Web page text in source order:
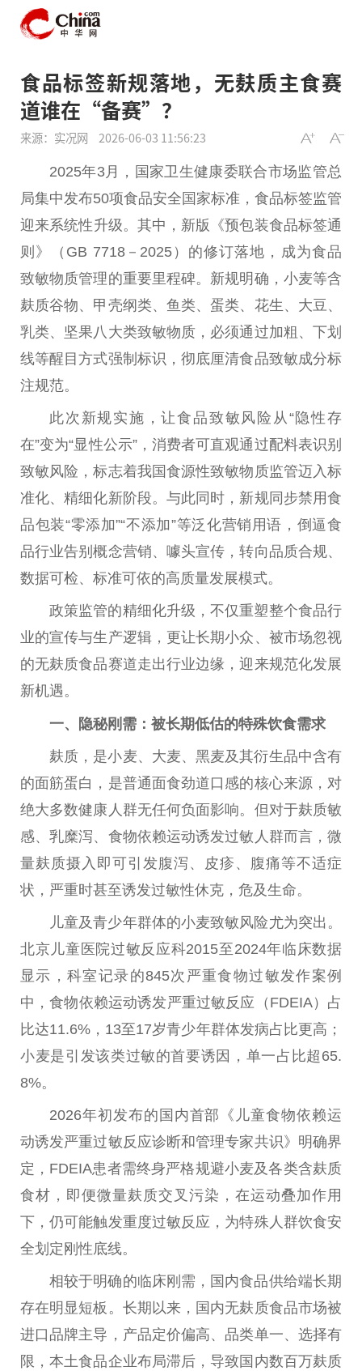
食品标签新规落地，无麸质主食赛
道谁在“备赛”？
来源：实况网 2026-06-03 11:56:23
2025年3月， 国家卫生健康委联合市场监管总
局集中发布50项食品安全 国家标准，食品标签监管
迎来系统性升级。其中，新版《预包装食品标签通
则》（GB 7718－2025）的修订落地，成为食品
致敏物质管理的重要里程碑。新规明确，小麦等含
麸质谷物、甲壳纲类、鱼类、蛋类、花生、大豆、
乳类、坚果八大类致敏物质，必须通过加粗、下划
线等醒目方式强制标识，彻底厘清食品致敏成分标
注规范。
此次新规实施，让食品致敏风险从“隐性存
在”变为“显性公示”，消费者可直观通过配料表识别
致敏风险，标志着我国食源性致敏物质监管迈入标
准化、精细化新阶段。与此同时，新规同步禁用食
品包装“零添加”“不添加”等泛化营销用语，倒逼食
品行业告别概念营销、噱头宣传，转向品质合规、
数据可检、标准可依的高质量发展模式。
政策监管的精细化升级，不仅重塑整个食品行
业的宣传与生产逻辑，更让长期小众、被市场忽视
的无麸质食品赛道走出行业边缘，迎来规范化发展
新机遇。
一、隐秘刚需：被长期低估的特殊饮食需求
麸质，是小麦、大麦、黑麦及其衍生品中含有
的面筋蛋白，是普通面食劲道口感的核心来源，对
绝大多数健康人群无任何负面影响。但对于麸质敏
感、乳糜泻、食物依赖运动诱发过敏人群而言， 微
量麸质摄入即可引发腹泻、皮疹、腹痛等不适症
状，严重时甚至诱发过敏性休克，危及生命。
儿童及青少年群体的小麦致敏风险尤为突出。
北京儿童医院过敏反应科2015至2024年临床数据
显示，科室记录的845次严重食物过敏发作案例
中，食物依赖运动诱发严重过敏反应（FDEIA）占
比达11.6%，13至17岁青少年群体发病占比更高；
小麦是引发该类过敏的首要诱因，单一占比超65.
8%。
2026年初发布的国内首部《儿童食物依赖运
动诱发严重过敏反应诊断和管理专家共识》明确界
定，FDEIA患者需终身严格规避小麦及各类含麸质
食材，即便微量麸质交叉污染，在运动叠加作用
下，仍可能触发重度过敏反应，为特殊人群饮食安
全划定刚性底线。
相较于明确的临床刚需，国内食品供给端长期
存在明显短板。长期以来，国内无麸质食品市场被
进口品牌主导，产品定价偏高、品类单一、选择有
限，本土食品企业布局滞后，导致国内数百万麸质